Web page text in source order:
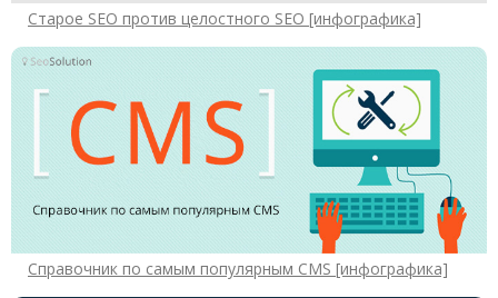
Старое SEO против целостного SEO [инфографика]
Справочник по самым популярным CMS [инфографика]